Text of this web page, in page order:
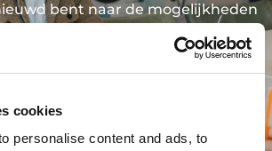
cookies
personalise content and ads, to
bent naar de mogelijkheden
van onze HR-medewerkers neemt
werkdagen contact met je op.